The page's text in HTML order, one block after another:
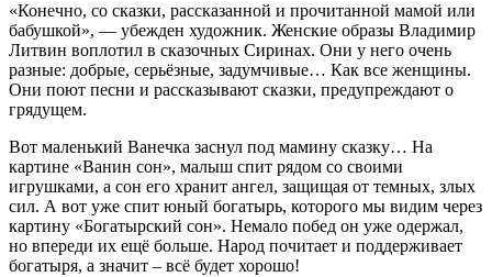
«Конечно, со сказки, рассказанной и прочитанной мамой или
бабушкой», — убежден художник. Женские образы Владимир
Литвин воплотил в сказочных Сиринах. Они у него очень
разные: добрые, серьёзные, задумчивые… Как все женщины.
Они поют песни и рассказывают сказки, предупреждают о
грядущем.
Вот маленький Ванечка заснул под мамину сказку… На
картине «Ванин сон», малыш спит рядом со своими
игрушками, а сон его хранит ангел, защищая от темных, злых
сил. А вот уже спит юный богатырь, которого мы видим через
картину «Богатырский сон». Немало побед он уже одержал,
но впереди их ещё больше. Народ почитает и поддерживает
богатыря, а значит – всё будет хорошо!